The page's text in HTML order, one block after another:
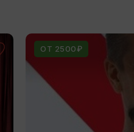
ОТ 2500₽